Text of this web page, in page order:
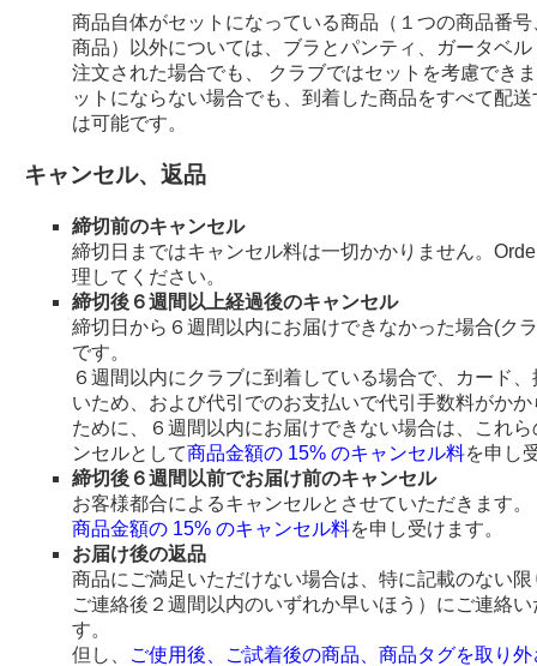
商品自体がセットになっている商品（１つの商品番
商品）以外については、ブラとパンティ、ガータベ
注文された場合でも、 クラブではセットを考慮でき
ットにならない場合でも、到着した商品をすべて配
は可能です。
キャンセル、返品
締切前のキャンセル
締切日まではキャンセル料は一切かかりません。
理してください。
締切後６週間以上経過後のキャンセル
締切日から６週間以内にお届けできなかった場合(ク
です。
６週間以内にクラブに到着している場合で、カード
いため、および代引でのお支払いで代引手数料がか
ために、６週間以内にお届けできない場合は、これ
ンセルとして商品金額の 15% のキャンセル料を申し
締切後６週間以前でお届け前のキャンセル
お客様都合によるキャンセルとさせていただきます。
商品金額の 15% のキャンセル料を申し受けます。
お届け後の返品
商品にご満足いただけない場合は、特に記載のない
ご連絡後２週間以内のいずれか早いほう）にご連絡
す。
但し、
ご使用後、ご試着後の商品、商品タグを取り